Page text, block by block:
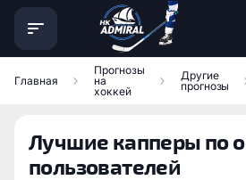
Главная
Прогнозы
на
хоккей
Другие
прогнозы
Лучшие капперы по
пользователей